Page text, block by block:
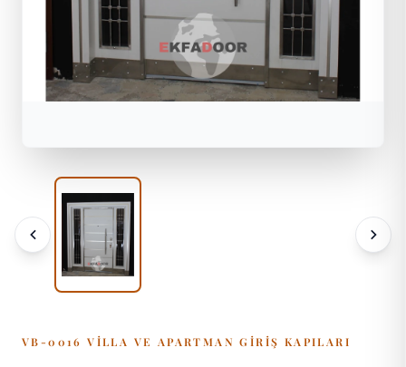
VB-0016 VILLA VE APARTMAN GIRIŞ KAPILARI